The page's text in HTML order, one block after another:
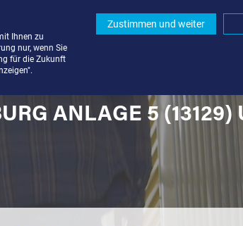
ANLAGE 5 (13129)
Ihnen zu
nur, wenn Sie
für die Zukunft
Zustimmen und weiter